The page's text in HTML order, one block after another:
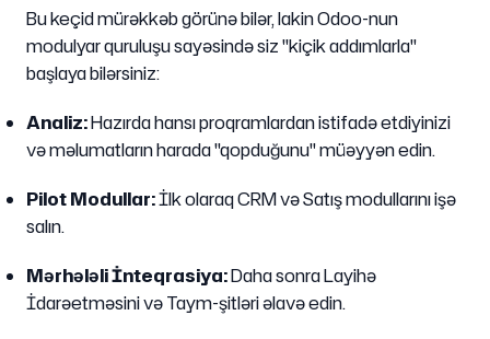
Bu keçid mürəkkəb görünə bilər, lakin Odoo-nun
modulyar quruluşu sayəsində siz "kiçik addımlarla"
başlaya bilərsiniz:
Analiz:Hazırda hansı proqramlardan istifadə etdiyinizi
və məlumatların harada "qopduğunu" müəyyən edin.
Pilot Modullar:İlk olaraq CRM və Satış modullarını işə
salın.
Mərhələli İnteqrasiya:Daha sonra Layihə
İdarəetməsini və Taym-şitləri əlavə edin.